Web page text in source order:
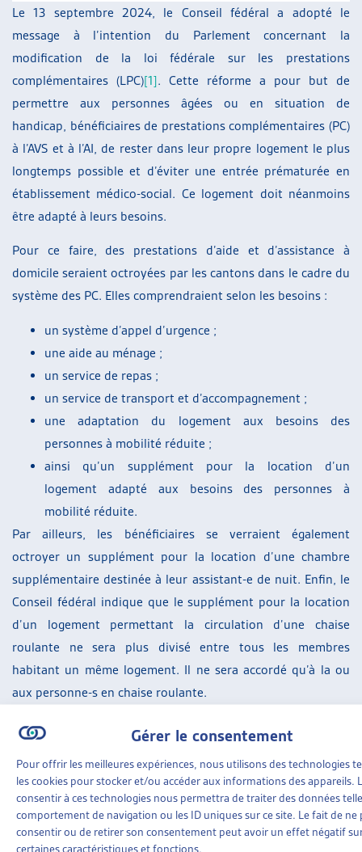
Gérer le consentement
Pour offrir les meilleures expériences, nous utilisons des technologies
les cookies pour stocker et/ou accéder aux informations des appareils.
consentir à ces technologies nous permettra de traiter des données
comportement de navigation ou les ID uniques sur ce site. Le fait de ne
consentir ou de retirer son consentement peut avoir un effet négatif
certaines caractéristiques et fonctions.
Le 13 septembre 2024, le Conseil fédéral a adopté le
message à l’intention du Parlement concernant la
modification de la loi fédérale sur les prestations
complémentaires (LPC)[1]. Cette réforme a pour but de
permettre aux personnes âgées ou en situation de
handicap, bénéficiaires de prestations complémentaires (PC)
à l’AVS et à l’AI, de rester dans leur propre logement le plus
longtemps possible et d’éviter une entrée prématurée en
établissement médico-social. Ce logement doit néanmoins
être adapté à leurs besoins.
Pour ce faire, des prestations d’aide et d’assistance à
domicile seraient octroyées par les cantons dans le cadre du
système des PC. Elles comprendraient selon les besoins :
un système d’appel d’urgence ;
une aide au ménage ;
un service de repas ;
un service de transport et d’accompagnement ;
une adaptation du logement aux besoins des
personnes à mobilité réduite ;
ainsi qu’un supplément pour la location d’un
logement adapté aux besoins des personnes à
mobilité réduite.
Par ailleurs, les bénéficiaires se verraient également
octroyer un supplément pour la location d’une chambre
supplémentaire destinée à leur assistant-e de nuit. Enfin, le
Conseil fédéral indique que le supplément pour la location
d’un logement permettant la circulation d’une chaise
roulante ne sera plus divisé entre tous les membres
habitant un même logement. Il ne sera accordé qu’à la ou
aux personne-s en chaise roulante.
Il appartient maintenant au Conseil national et au Conseil
LPC et de décider s’ils souhaitent classer le postulat17.3268
et la motion18.3716auxquels répond ce message du Conseil
fédéral.